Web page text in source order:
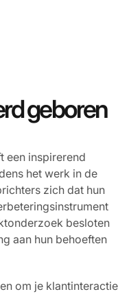
geboren
een inspirerend
het werk in de
zich dat hun
besloten
aan hun behoeften
om je klantinteractie